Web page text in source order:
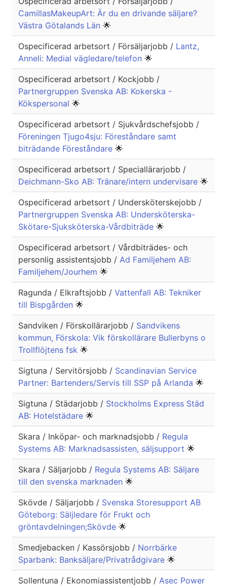
CamillasMakeupArt: Är du en drivande säljare?
Västra Götalands Län 🌟
Ospecificerad arbetsort / Försäljarjobb / Lantz,
Anneli: Medial vägledare/telefon 🌟
Ospecificerad arbetsort / Kockjobb /
Partnergruppen Svenska AB: Kokerska -
Kökspersonal 🌟
Ospecificerad arbetsort / Sjukvårdschefsjobb /
Föreningen Tjugo4sju: Föreståndare samt
biträdande Föreståndare 🌟
Ospecificerad arbetsort / Speciallärarjobb /
Deichmann-Sko AB: Tränare/intern undervisare 🌟
Ospecificerad arbetsort / Undersköterskejobb /
Partnergruppen Svenska AB: Undersköterska-
Skötare-Sjuksköterska-Vårdbiträde 🌟
Ospecificerad arbetsort / Vårdbiträdes- och
personlig assistentsjobb / Ad Familjehem AB:
Familjehem/Jourhem 🌟
Ragunda / Elkraftsjobb / Vattenfall AB: Tekniker
till Bispgården 🌟
Sandviken / Förskollärarjobb / Sandvikens
kommun, Förskola: Vik förskollärare Bullerbyns o
Trollflöjtens fsk 🌟
Sigtuna / Servitörsjobb / Scandinavian Service
Partner: Bartenders/Servis till SSP på Arlanda 🌟
Sigtuna / Städarjobb / Stockholms Express Städ
AB: Hotelstädare 🌟
Skara / Inköpar- och marknadsjobb / Regula
Systems AB: Marknadsassisten, säljsupport 🌟
Skara / Säljarjobb / Regula Systems AB: Säljare
till den svenska marknaden 🌟
Skövde / Säljarjobb / Svenska Storesupport AB
Göteborg: Säljledare för Frukt och
gröntavdelningen;Skövde 🌟
Smedjebacken / Kassörsjobb / Norrbärke
Sparbank: Banksäljare/Privatrådgivare 🌟
Sollentuna / Ekonomiassistentjobb / Asec Power